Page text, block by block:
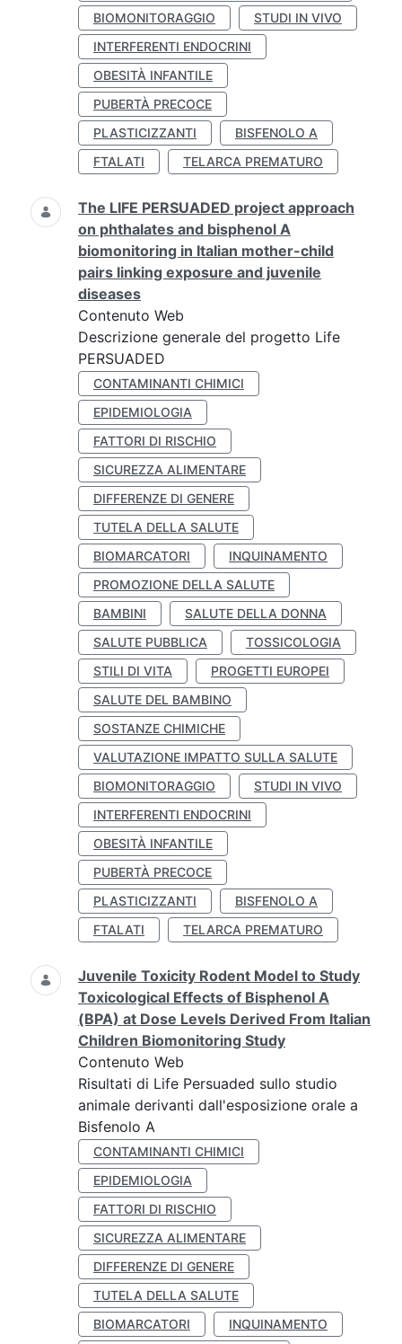
BIOMONITORAGGIO
STUDI IN VIVO
INTERFERENTI ENDOCRINI
OBESITÀ INFANTILE
PUBERTÀ PRECOCE
PLASTICIZZANTI
BISFENOLO A
FTALATI
TELARCA PREMATURO
The LIFE PERSUADED project approach
on phthalates and bisphenol A
biomonitoring in Italian mother-child
pairs linking exposure and juvenile
diseases
Contenuto Web
Descrizione generale del progetto Life
PERSUADED
CONTAMINANTI CHIMICI
EPIDEMIOLOGIA
FATTORI DI RISCHIO
SICUREZZA ALIMENTARE
DIFFERENZE DI GENERE
TUTELA DELLA SALUTE
BIOMARCATORI
INQUINAMENTO
PROMOZIONE DELLA SALUTE
BAMBINI
SALUTE DELLA DONNA
SALUTE PUBBLICA
TOSSICOLOGIA
STILI DI VITA
PROGETTI EUROPEI
SALUTE DEL BAMBINO
SOSTANZE CHIMICHE
VALUTAZIONE IMPATTO SULLA SALUTE
BIOMONITORAGGIO
STUDI IN VIVO
INTERFERENTI ENDOCRINI
OBESITÀ INFANTILE
PUBERTÀ PRECOCE
PLASTICIZZANTI
BISFENOLO A
FTALATI
TELARCA PREMATURO
Juvenile Toxicity Rodent Model to Study
Toxicological Effects of Bisphenol A
(BPA) at Dose Levels Derived From Italian
Children Biomonitoring Study
Contenuto Web
Risultati di Life Persuaded sullo studio
animale derivanti dall'esposizione orale a
Bisfenolo A
CONTAMINANTI CHIMICI
EPIDEMIOLOGIA
FATTORI DI RISCHIO
SICUREZZA ALIMENTARE
DIFFERENZE DI GENERE
TUTELA DELLA SALUTE
BIOMARCATORI
INQUINAMENTO